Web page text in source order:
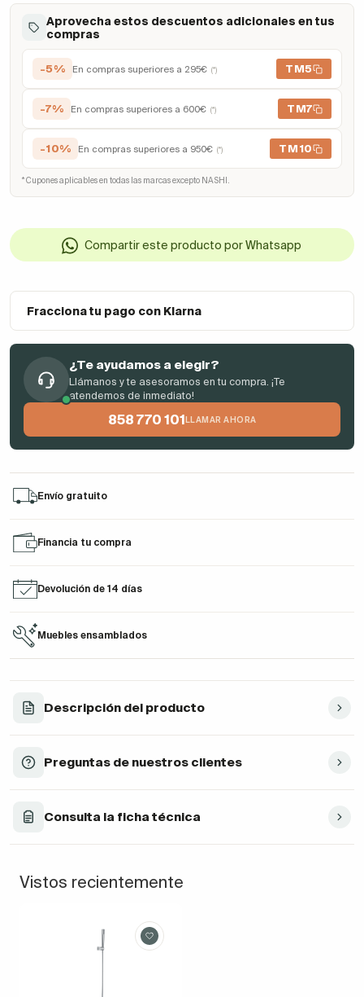
Aprovecha estos descuentos adicionales en tus
compras
-5% En compras superiores a 295€ (*) TM5
-7% En compras superiores a 600€ (*) TM7
-10% En compras superiores a 950€ (*) TM10
* Cupones aplicables en todas las marcas excepto NASHI.
Compartir este producto por Whatsapp
Fracciona tu pago con Klarna
¿Te ayudamos a elegir?
Llámanos y te asesoramos en tu compra. ¡Te
atendemos de inmediato!
858 770 101 LLAMAR AHORA
Envío gratuito
Financia tu compra
Devolución de 14 días
Muebles ensamblados
Descripción del producto
Preguntas de nuestros clientes
Consulta la ficha técnica
Vistos recientemente